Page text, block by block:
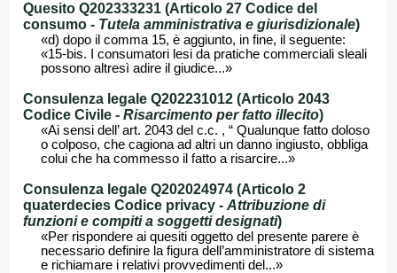
Quesito Q202333231 (Articolo 27 Codice del
consumo - Tutela amministrativa e giurisdizionale)
«d) dopo il comma 15, è aggiunto, in fine, il seguente:
«15-bis. I consumatori lesi da pratiche commerciali sleali
possono altresì adire il giudice...»
Consulenza legale Q202231012 (Articolo 2043
Codice Civile - Risarcimento per fatto illecito)
«Ai sensi dell’ art. 2043 del c.c. , “ Qualunque fatto doloso
o colposo, che cagiona ad altri un danno ingiusto, obbliga
colui che ha commesso il fatto a risarcire...»
Consulenza legale Q202024974 (Articolo 2
quaterdecies Codice privacy - Attribuzione di
funzioni e compiti a soggetti designati)
«Per rispondere ai quesiti oggetto del presente parere è
necessario definire la figura dell’amministratore di sistema
e richiamare i relativi provvedimenti del...»